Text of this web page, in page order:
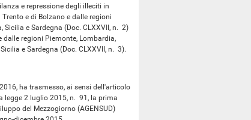
e repressione degli illeciti in
e di Bolzano e dalle regioni
Sicilia e Sardegna (Doc. CLXXVII, n. 2)
regioni Piemonte, Lombardia,
e Sardegna (Doc. CLXXVII, n. 3).
ha trasmesso, ai sensi dell'articolo
legge 2 luglio 2015, n. 91, la prima
del Mezzogiorno (AGENSUD)